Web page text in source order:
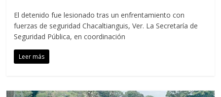
El detenido fue lesionado tras un enfrentamiento con
fuerzas de seguridad Chacaltianguis, Ver. La Secretaría de
Seguridad Pública, en coordinación
Leer más